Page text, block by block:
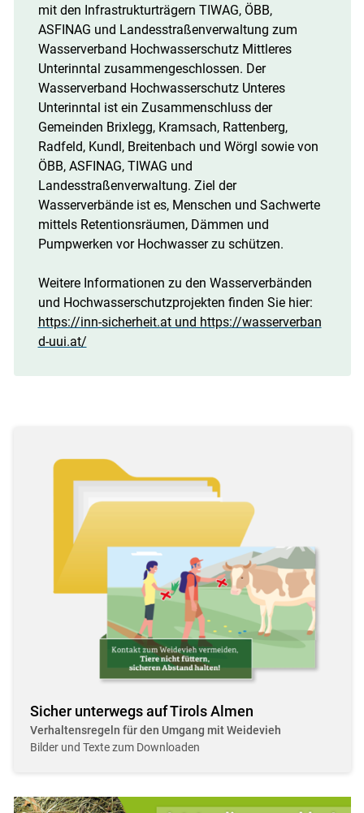
mit den Infrastrukturträgern TIWAG, ÖBB,
ASFINAG und Landesstraßenverwaltung zum
Wasserverband Hochwasserschutz Mittleres
Unterinntal zusammengeschlossen. Der
Wasserverband Hochwasserschutz Unteres
Unterinntal ist ein Zusammenschluss der
Gemeinden Brixlegg, Kramsach, Rattenberg,
Radfeld, Kundl, Breitenbach und Wörgl sowie von
ÖBB, ASFINAG, TIWAG und
Landesstraßenverwaltung. Ziel der
Wasserverbände ist es, Menschen und Sachwerte
mittels Retentionsräumen, Dämmen und
Pumpwerken vor Hochwasser zu schützen.
Weitere Informationen zu den Wasserverbänden
und Hochwasserschutzprojekten finden Sie hier:
https://inn-sicherheit.at und https://wasserverban
d-uui.at/
Sicher unterwegs auf Tirols Almen
Verhaltensregeln für den Umgang mit Weidevieh
Bilder und Texte zum Downloaden